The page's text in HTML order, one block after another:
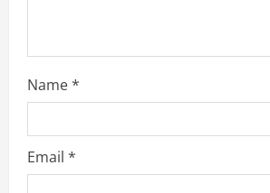
Name*
Email *